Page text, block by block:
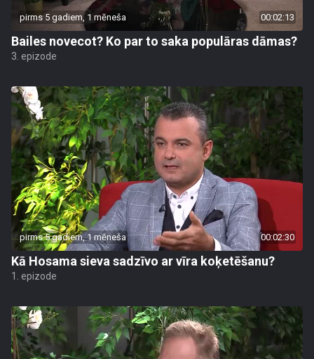
pirms 5 gadiem, 1 mēneša 00:02:13
Bailes novecot? Ko par to saka populāras dāmas?
3. epizode
pirms 5 gadiem, 1 mēneša 00:02:30
Kā Hosama sieva sadzīvo ar vīra koķetēšanu?
1. epizode